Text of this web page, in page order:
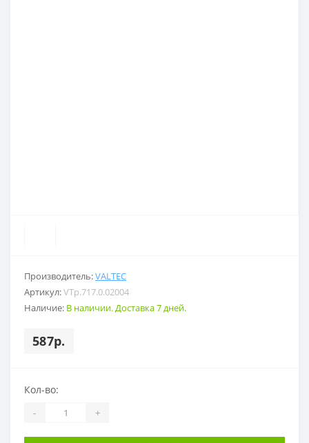
Производитель:VALTEC
Артикул:VTp.717.0.02004
Наличие: В наличии. Доставка 7 дней.
587р.
Кол-во:
- +